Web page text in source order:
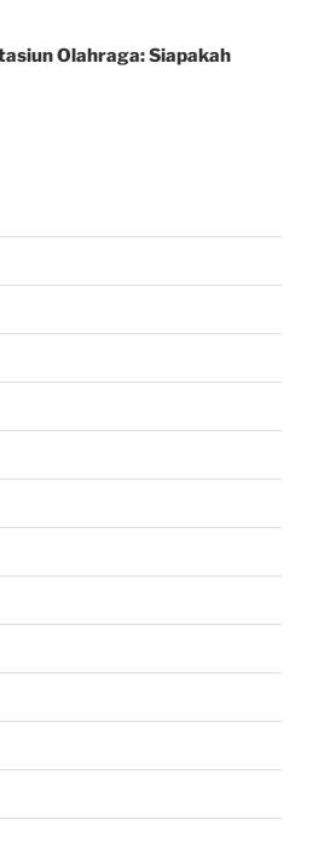
Olahraga: Siapakah